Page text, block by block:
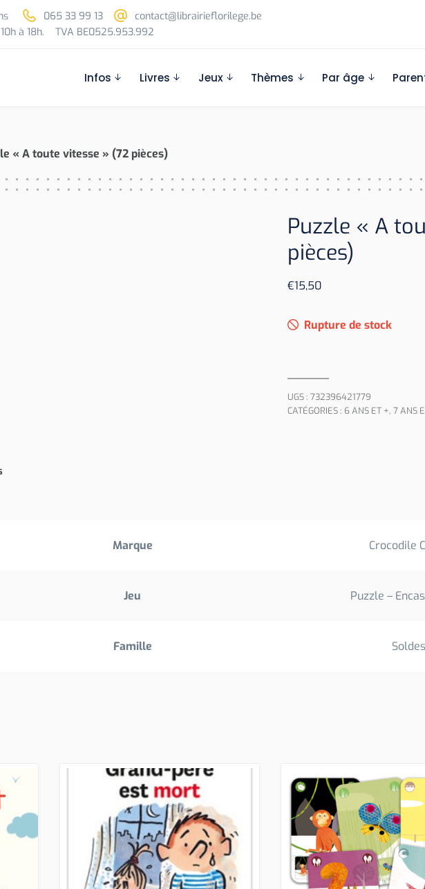
065 33 99 13
contact@librairieflorilege.be
à 18h.
TVA BE0525.953.992
Infos Livres Jeux Thèmes Par âge
« A toute vitesse » (72 pièces)
Puzzle « A
pièces)
€15,50
Rupture de stock
UGS : 732396421779
CATÉGORIES : 6 ANS ET +, 7 ANS
Marque Crocodile
Jeu Puzzle –
Famille Soldes